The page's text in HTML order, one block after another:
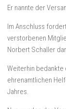
Er nannte der
Im Anschluss
verstorbenen
Norbert Schaller
Weiterhin bedankte
ehrenamtlichen
Jahres.